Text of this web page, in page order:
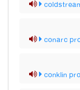
conarc
conklin